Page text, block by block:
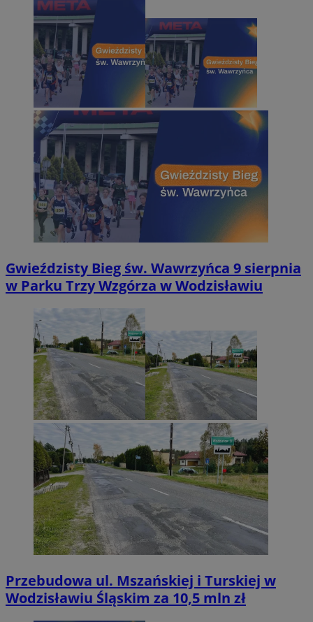
Gwieździsty Bieg św. Wawrzyńca 9 sierpnia
w Parku Trzy Wzgórza w Wodzisławiu
Przebudowa ul. Mszańskiej i Turskiej w
Wodzisławiu Śląskim za 10,5 mln zł